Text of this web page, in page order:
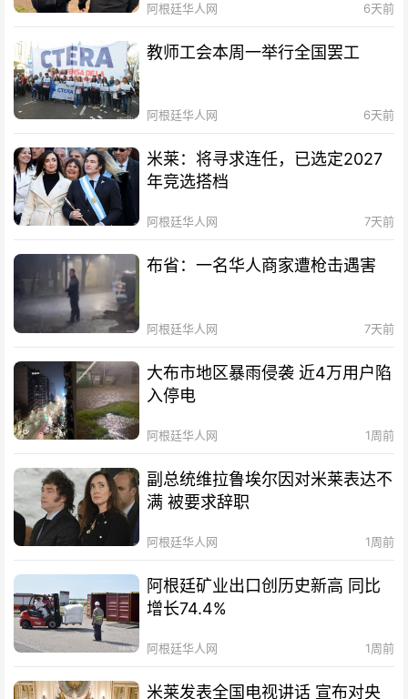
阿根廷华人网 6天前
教师工会本周一举行全国罢工
阿根廷华人网 6天前
米莱：将寻求连任，已选定2027
年竞选搭档
阿根廷华人网 7天前
布省：一名华人商家遭枪击遇害
阿根廷华人网 7天前
大布市地区暴雨侵袭 近4万用户陷
入停电
阿根廷华人网 1周前
副总统维拉鲁埃尔因对米莱表达不
满 被要求辞职
阿根廷华人网 1周前
阿根廷矿业出口创历史新高 同比
增长74.4%
阿根廷华人网 1周前
米莱发表全国电视讲话 宣布对央